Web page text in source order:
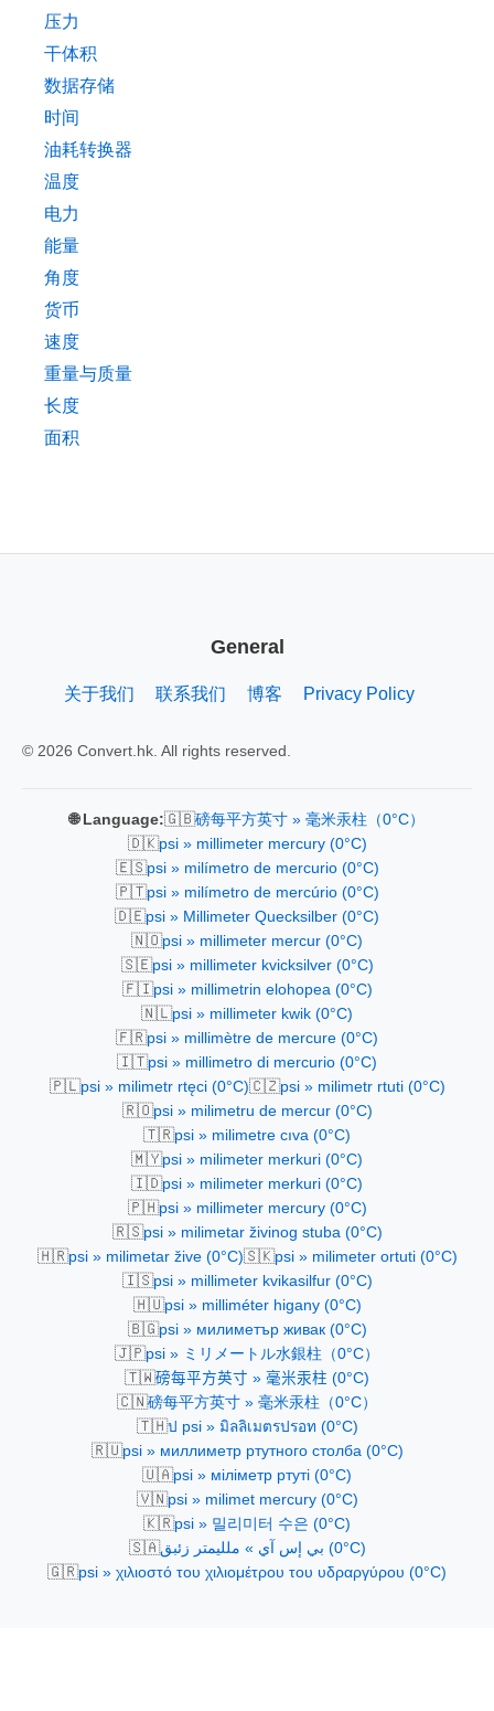
压力
干体积
数据存储
时间
油耗转换器
温度
电力
能量
角度
货币
速度
重量与质量
长度
面积
General
关于我们 联系我们 博客 Privacy Policy
© 2026 Convert.hk. All rights reserved.
🌐 Language:🇬🇧磅每平方英寸 » 毫米汞柱（0°C）
🇩🇰psi » millimeter mercury (0°C)
🇪🇸psi » milímetro de mercurio (0°C)
🇵🇹psi » milímetro de mercúrio (0°C)
🇩🇪psi » Millimeter Quecksilber (0°C)
🇳🇴psi » millimeter mercur (0°C)
🇸🇪psi » millimeter kvicksilver (0°C)
🇫🇮psi » millimetrin elohopea (0°C)
🇳🇱psi » millimeter kwik (0°C)
🇫🇷psi » millimètre de mercure (0°C)
🇮🇹psi » millimetro di mercurio (0°C)
🇵🇱psi » milimetr rtęci (0°C)🇨🇿psi » milimetr rtuti (0°C)
🇷🇴psi » milimetru de mercur (0°C)
🇹🇷psi » milimetre cıva (0°C)
🇲🇾psi » milimeter merkuri (0°C)
🇮🇩psi » milimeter merkuri (0°C)
🇵🇭psi » millimeter mercury (0°C)
🇷🇸psi » milimetar živinog stuba (0°C)
🇭🇷psi » milimetar žive (0°C)🇸🇰psi » milimeter ortuti (0°C)
🇮🇸psi » millimeter kvikasilfur (0°C)
🇭🇺psi » milliméter higany (0°C)
🇧🇬psi » милиметър живак (0°C)
🇯🇵psi » ミリメートル水銀柱（0°C）
🇹🇼磅每平方英寸 » 毫米汞柱 (0°C)
🇨🇳磅每平方英寸 » 毫米汞柱（0°C）
🇹🇭ป psi » มิลลิเมตรปรอท (0°C)
🇷🇺psi » миллиметр ртутного столба (0°C)
🇺🇦psi » міліметр ртуті (0°C)
🇻🇳psi » milimet mercury (0°C)
🇰🇷psi » 밀리미터 수은 (0°C)
🇸🇦 بي إس آي » ملليمتر زئبق (0°C)
🇬🇷psi » χιλιοστό του χιλιομέτρου του υδραργύρου (0°C)